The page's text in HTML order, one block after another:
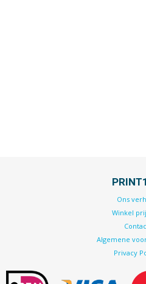
Ons
Winkel
Algemene
Privacy